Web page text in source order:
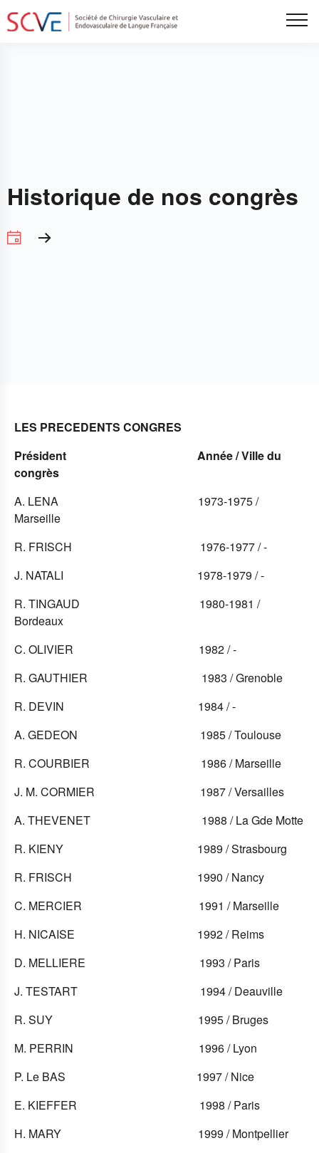
Aller
au
Historique de nos congrès
LES PRECEDENTS CONGRES
Président Année / Ville du
congrès
A. LENA 1973-1975 /
Marseille
R. FRISCH 1976-1977 / -
J. NATALI 1978-1979 / -
R. TINGAUD 1980-1981 /
Bordeaux
C. OLIVIER 1982 / -
R. GAUTHIER 1983 / Grenoble
R. DEVIN 1984 / -
A. GEDEON 1985 / Toulouse
R. COURBIER 1986 / Marseille
J. M. CORMIER 1987 / Versailles
A. THEVENET 1988 / La Gde Motte
R. KIENY 1989 / Strasbourg
R. FRISCH 1990 / Nancy
C. MERCIER 1991 / Marseille
H. NICAISE 1992 / Reims
D. MELLIERE 1993 / Paris
J. TESTART 1994 / Deauville
R. SUY 1995 / Bruges
M. PERRIN 1996 / Lyon
P. Le BAS 1997 / Nice
E. KIEFFER 1998 / Paris
H. MARY 1999 / Montpellier